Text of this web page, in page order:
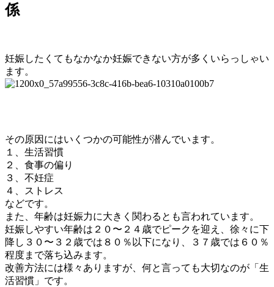
係
妊娠したくてもなかなか妊娠できない方が多くいらっしゃい
ます。
その原因にはいくつかの可能性が潜んでいます。
１、生活習慣
２、食事の偏り
３、不妊症
４、ストレス
などです。
また、年齢は妊娠力に大きく関わるとも言われています。
妊娠しやすい年齢は２０〜２４歳でピークを迎え、徐々に下
降し３０〜３２歳では８０％以下になり、３７歳では６０％
程度まで落ち込みます。
改善方法には様々ありますが、何と言っても大切なのが「生
活習慣」です。